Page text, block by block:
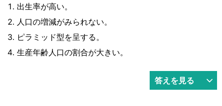
出生率が高い。
人口の増減がみられない。
ピラミッド型を呈する。
生産年齢人口の割合が大きい。
答えを見る